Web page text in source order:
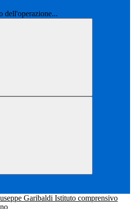
dell'operazione...
Istituto comprensivo